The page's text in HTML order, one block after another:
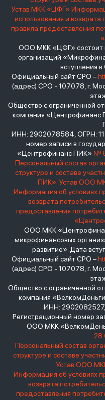
Устав МКК «ЦФГ»
использования и
правила предоставления
ООО МКК «ЦФГ» состоит
организаций
вступления в
Официальный сайт СРО –
(адрес) СРО - 107078, г.
Общество с ограниченной
компания
ИНН: 2902078584, ОГРН:
номер записи в
«Центрофинанс ПИК» №
Персональный состав
структуре и составе
ПИК» Устав ООО
Информация об условиях
возврата
предоставления
ООО МКК
микрофинансовых
развитие». Дата
Официальный сайт СРО –
(адрес) СРО - 107078, г.
Общество с ограниченной
компания
ИНН:
Регистрационный номер
ООО МКК
Персональный состав
структуре и составе
Устав ООО
Информация об условиях
возврата
предоставления